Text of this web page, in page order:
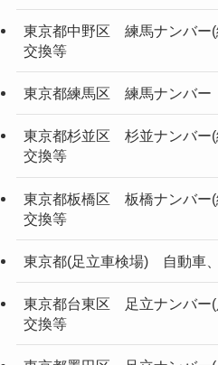
東京都中野区 練馬ナンバ
交換等
東京都練馬区 練馬ナンバ
東京都杉並区 杉並ナンバ
交換等
東京都板橋区 板橋ナンバ
交換等
東京都(足立車検場) 自動車
東京都台東区 足立ナンバ
交換等